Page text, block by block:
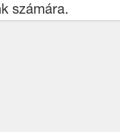
számára.